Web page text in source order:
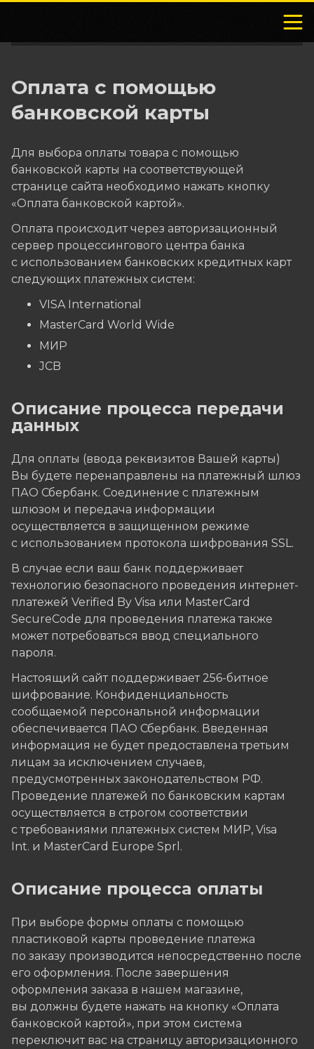
Оплата с помощью
банковской карты
Для выбора оплаты товара с помощью
банковской карты на соответствующей
странице сайта необходимо нажать кнопку
«Оплата банковской картой».
Оплата происходит через авторизационный
сервер процессингового центра банка
с использованием банковских кредитных карт
следующих платежных систем:
VISA International
MasterCard World Wide
МИР
JCB
Описание процесса передачи
данных
Для оплаты (ввода реквизитов Вашей карты)
Вы будете перенаправлены на платежный шлюз
ПАО Сбербанк. Соединение с платежным
шлюзом и передача информации
осуществляется в защищенном режиме
с использованием протокола шифрования SSL.
В случае если ваш банк поддерживает
технологию безопасного проведения интернет-
платежей Verified By Visa или MasterCard
SecureCode для проведения платежа также
может потребоваться ввод специального
пароля.
Настоящий сайт поддерживает 256-битное
шифрование. Конфиденциальность
сообщаемой персональной информации
обеспечивается ПАО Сбербанк. Введенная
информация не будет предоставлена третьим
лицам за исключением случаев,
предусмотренных законодательством РФ.
Проведение платежей по банковским картам
осуществляется в строгом соответствии
с требованиями платежных систем МИР, Visa
Int. и MasterCard Europe Sprl.
Описание процессa оплаты
При выборе формы оплаты с помощью
пластиковой карты проведение платежа
по заказу производится непосредственно после
его оформления. После завершения
оформления заказа в нашем магазине,
вы должны будете нажать на кнопку «Оплата
банковской картой», при этом система
переключит вас на страницу авторизационного